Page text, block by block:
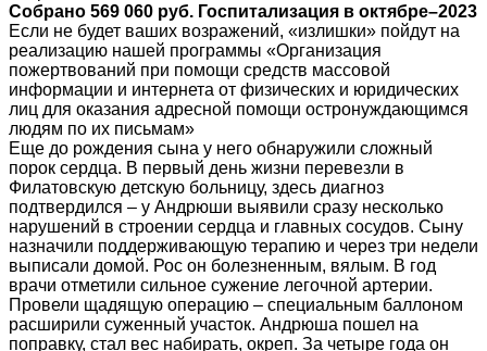
Собрано 569 060 руб. Госпитализация в октябре–2023
Если не будет ваших возражений, «излишки» пойдут на
реализацию нашей программы «Организация
пожертвований при помощи средств массовой
информации и интернета от физических и юридических
лиц для оказания адресной помощи остронуждающимся
людям по их письмам»
Еще до рождения сына у него обнаружили сложный
порок сердца. В первый день жизни перевезли в
Филатовскую детскую больницу, здесь диагноз
подтвердился – у Андрюши выявили сразу несколько
нарушений в строении сердца и главных сосудов. Сыну
назначили поддерживающую терапию и через три недели
выписали домой. Рос он болезненным, вялым. В год
врачи отметили сильное сужение легочной артерии.
Провели щадящую операцию – специальным баллоном
расширили суженный участок. Андрюша пошел на
поправку, стал вес набирать, окреп. За четыре года он